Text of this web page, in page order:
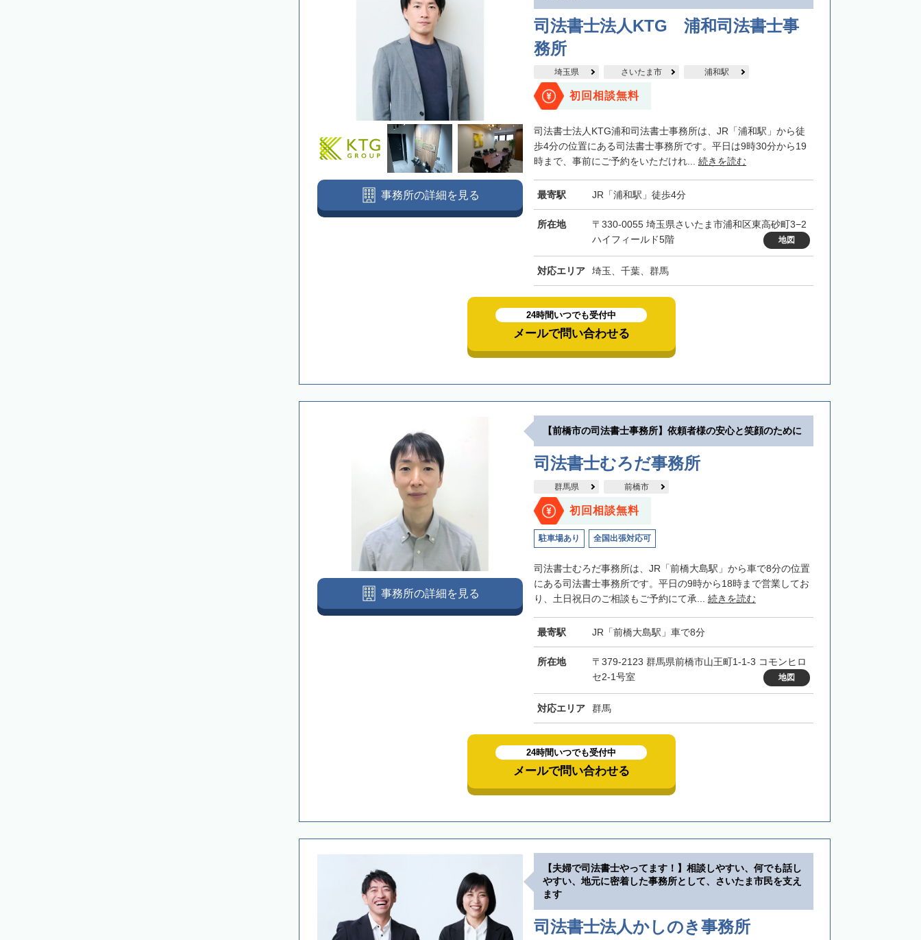
司法書士法人KTG 浦和司法書士事
務所
埼玉県 さいたま市 浦和駅
初回相談無料
司法書士法人KTG浦和司法書士事務所は、JR「浦和駅」から徒
歩4分の位置にある司法書士事務所です。平日は9時30分から19
時まで、事前にご予約をいただけれ... 続きを読む
最寄駅 JR「浦和駅」徒歩4分
所在地
〒330-0055 埼玉県さいたま市浦和区東高砂町3−2
ハイフィールド5階
地図
対応エリア 埼玉、千葉、群馬
事務所の詳細を見る
24時間いつでも受付中
メールで問い合わせる
【前橋市の司法書士事務所】依頼者様の安心と笑顔のために
司法書士むろだ事務所
群馬県 前橋市
初回相談無料
駐車場あり 全国出張対応可
司法書士むろだ事務所は、JR「前橋大島駅」から車で8分の位置
にある司法書士事務所です。平日の9時から18時まで営業してお
り、土日祝日のご相談もご予約にて承... 続きを読む
最寄駅 JR「前橋大島駅」車で8分
所在地
〒379-2123 群馬県前橋市山王町1-1-3 コモンヒロ
セ2-1号室
地図
対応エリア 群馬
事務所の詳細を見る
24時間いつでも受付中
メールで問い合わせる
【夫婦で司法書士やってます！】相談しやすい、何でも話し
やすい、地元に密着した事務所として、さいたま市民を支え
ます
司法書士法人かしのき事務所